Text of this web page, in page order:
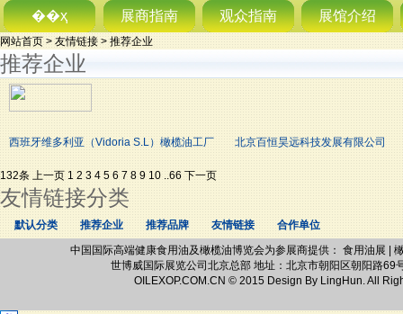
��ҳ 展商指南 观众指南 展馆介绍
网站首页 > 友情链接 > 推荐企业
推荐企业
西班牙维多利亚（Vidoria S.L）橄榄油工厂 北京百恒昊远科技发展有限公司
132条 上一页 1 2 3 4 5 6 7 8 9 10 ..66 下一页
友情链接分类
默认分类 推荐企业 推荐品牌 友情链接
合作单位
中国国际高端健康食用油及橄榄油博览会为参展商提供： 食用油展
世博威国际展览公司北京总部 地址：北京市朝阳区朝阳路
OILEXOP.COM.CN © 2015 Design By LingHun. All